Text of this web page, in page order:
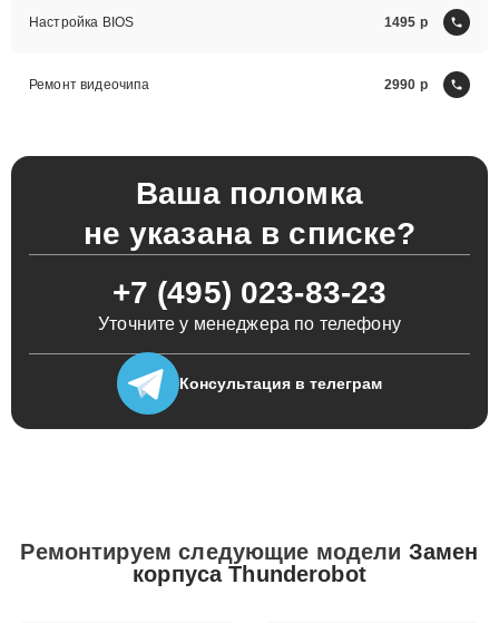
Настройка BIOS 1495
Ремонт видеочипа 2990
Ваша поломка
не указана в списке?
+7 (495) 023-83-23
Уточните у менеджера по телефону
Консультация в телеграм
Ремонтируем следующие модели Замен
корпуса Thunderobot